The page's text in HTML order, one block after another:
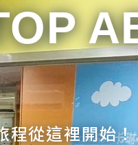
程從這裡開始！